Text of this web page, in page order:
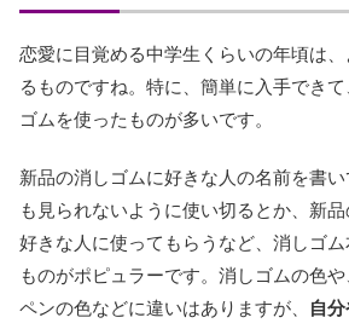
恋愛に目覚める中学生くらいの年頃は
るものですね。特に、簡単に入手でき
ゴムを使ったものが多いです。
新品の消しゴムに好きな人の名前を書
も見られないように使い切るとか、新
好きな人に使ってもらうなど、消しゴ
ものがポピュラーです。消しゴムの色
ペンの色などに違いはありますが、
自